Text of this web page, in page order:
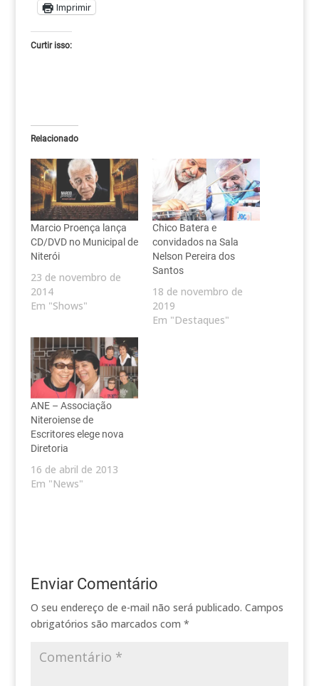
Imprimir
Curtir isso:
Relacionado
Marcio Proença lança
CD/DVD no Municipal de
Niterói
23 de novembro de
2014
Em "Shows"
Chico Batera e
convidados na Sala
Nelson Pereira dos
Santos
18 de novembro de
2019
Em "Destaques"
ANE – Associação
Niteroiense de
Escritores elege nova
Diretoria
16 de abril de 2013
Em "News"
Enviar Comentário
O seu endereço de e-mail não será publicado. Campos
obrigatórios são marcados com *